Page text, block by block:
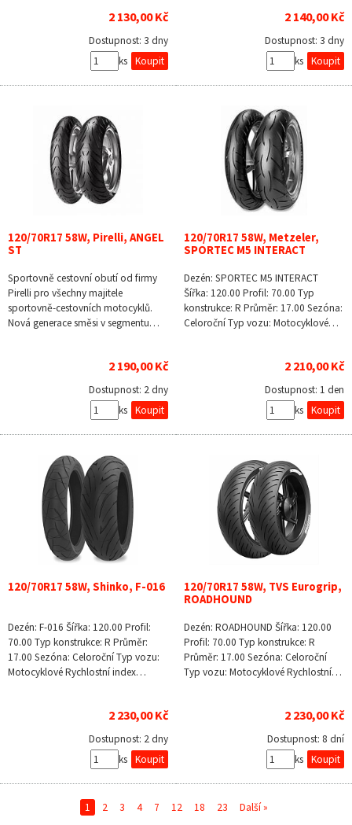
2 130,00 Kč
Dostupnost: 3 dny
ks
2 140,00 Kč
Dostupnost: 3 dny
ks
120/70R17 58W, Pirelli, ANGEL
ST
Sportovně cestovní obutí od firmy
Pirelli pro všechny majitele
sportovně-cestovních motocyklů.
Nová generace směsi v segmentu…
2 190,00 Kč
Dostupnost: 2 dny
ks
120/70R17 58W, Metzeler,
SPORTEC M5 INTERACT
Dezén: SPORTEC M5 INTERACT
Šířka: 120.00 Profil: 70.00 Typ
konstrukce: R Průměr: 17.00 Sezóna:
Celoroční Typ vozu: Motocyklové…
2 210,00 Kč
Dostupnost: 1 den
ks
120/70R17 58W, Shinko, F-016
Dezén: F-016 Šířka: 120.00 Profil:
70.00 Typ konstrukce: R Průměr:
17.00 Sezóna: Celoroční Typ vozu:
Motocyklové Rychlostní index…
2 230,00 Kč
Dostupnost: 2 dny
ks
120/70R17 58W, TVS Eurogrip,
ROADHOUND
Dezén: ROADHOUND Šířka: 120.00
Profil: 70.00 Typ konstrukce: R
Průměr: 17.00 Sezóna: Celoroční
Typ vozu: Motocyklové Rychlostní…
2 230,00 Kč
Dostupnost: 8 dní
ks
1 2 3 4 7 12 18 23 Další »